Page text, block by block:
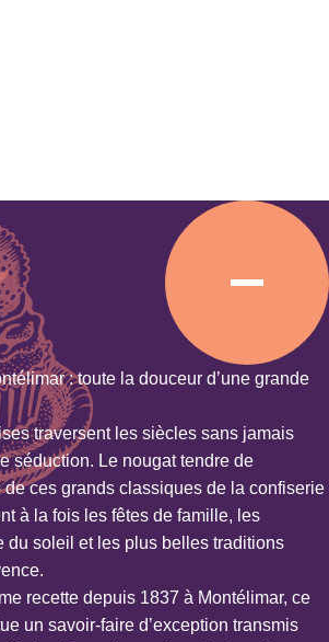
: toute la douceur d’une grande
traversent les siècles sans jamais
séduction. Le nougat tendre de
de ces grands classiques de la confiserie
à la fois les fêtes de famille, les
du soleil et les plus belles traditions
recette depuis 1837 à Montélimar, ce
un savoir-faire d’exception transmis